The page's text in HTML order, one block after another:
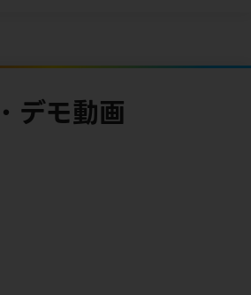
デモ動画